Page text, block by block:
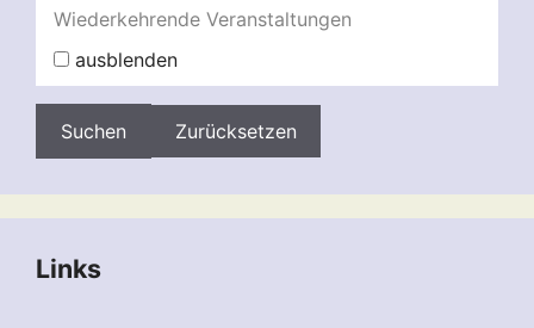
Wiederkehrende Veranstaltungen
ausblenden
Zurücksetzen
Links